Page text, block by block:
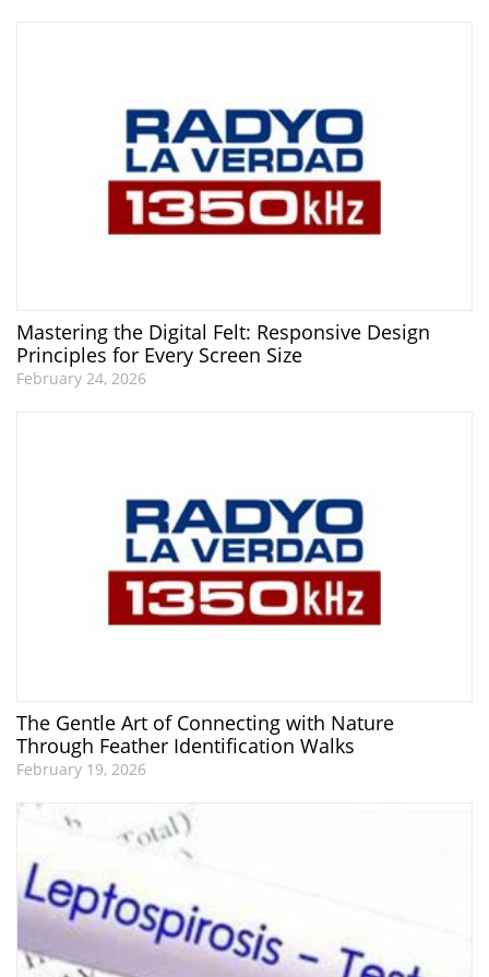
Mastering the Digital Felt: Responsive Design
Principles for Every Screen Size
February 24, 2026
The Gentle Art of Connecting with Nature
Through Feather Identification Walks
February 19, 2026